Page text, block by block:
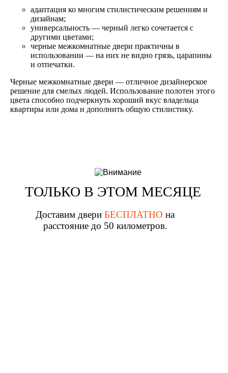
адаптация ко многим стилистическим решениям и
дизайнам;
универсальность — черный легко сочетается с
другими цветами;
черные межкомнатные двери практичны в
использовании — на них не видно грязь, царапины
и отпечатки.
Черные межкомнатные двери — отличное дизайнерское
решение для смелых людей. Использование полотен этого
цвета способно подчеркнуть хороший вкус владельца
квартиры или дома и дополнить общую стилистику.
ТОЛЬКО В ЭТОМ МЕСЯЦЕ
Доставим двери БЕСПЛАТНО на
расстояние до 50 километров.